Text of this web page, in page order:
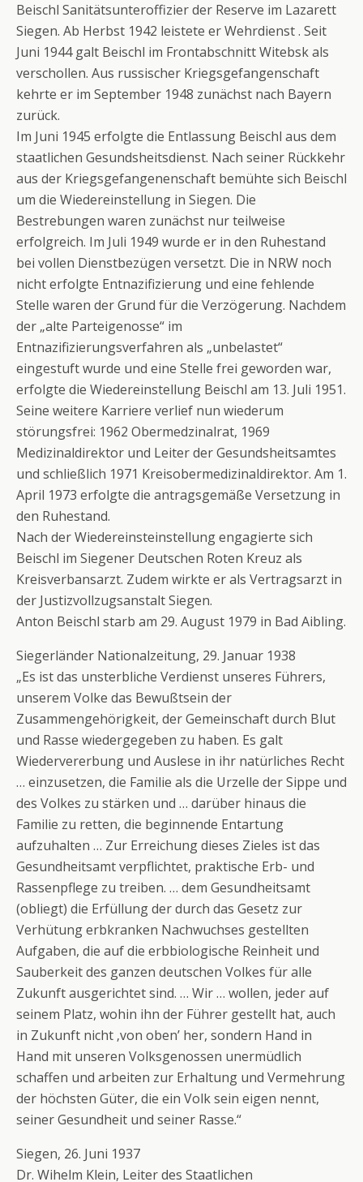
Beischl Sanitätsunteroffizier der Reserve im Lazarett
Siegen. Ab Herbst 1942 leistete er Wehrdienst . Seit
Juni 1944 galt Beischl im Frontabschnitt Witebsk als
verschollen. Aus russischer Kriegsgefangenschaft
kehrte er im September 1948 zunächst nach Bayern
zurück.
Im Juni 1945 erfolgte die Entlassung Beischl aus dem
staatlichen Gesundsheitsdienst. Nach seiner Rückkehr
aus der Kriegsgefangenenschaft bemühte sich Beischl
um die Wiedereinstellung in Siegen. Die
Bestrebungen waren zunächst nur teilweise
erfolgreich. Im Juli 1949 wurde er in den Ruhestand
bei vollen Dienstbezügen versetzt. Die in NRW noch
nicht erfolgte Entnazifizierung und eine fehlende
Stelle waren der Grund für die Verzögerung. Nachdem
der „alte Parteigenosse“ im
Entnazifizierungsverfahren als „unbelastet“
eingestuft wurde und eine Stelle frei geworden war,
erfolgte die Wiedereinstellung Beischl am 13. Juli 1951.
Seine weitere Karriere verlief nun wiederum
störungsfrei: 1962 Obermedzinalrat, 1969
Medizinaldirektor und Leiter der Gesundsheitsamtes
und schließlich 1971 Kreisobermedizinaldirektor. Am 1.
April 1973 erfolgte die antragsgemäße Versetzung in
den Ruhestand.
Nach der Wiedereinsteinstellung engagierte sich
Beischl im Siegener Deutschen Roten Kreuz als
Kreisverbansarzt. Zudem wirkte er als Vertragsarzt in
der Justizvollzugsanstalt Siegen.
Anton Beischl starb am 29. August 1979 in Bad Aibling.
Siegerländer Nationalzeitung, 29. Januar 1938
„Es ist das unsterbliche Verdienst unseres Führers,
unserem Volke das Bewußtsein der
Zusammengehörigkeit, der Gemeinschaft durch Blut
und Rasse wiedergegeben zu haben. Es galt
Wiedervererbung und Auslese in ihr natürliches Recht
… einzusetzen, die Familie als die Urzelle der Sippe und
des Volkes zu stärken und … darüber hinaus die
Familie zu retten, die beginnende Entartung
aufzuhalten … Zur Erreichung dieses Zieles ist das
Gesundheitsamt verpflichtet, praktische Erb- und
Rassenpflege zu treiben. … dem Gesundheitsamt
(obliegt) die Erfüllung der durch das Gesetz zur
Verhütung erbkranken Nachwuchses gestellten
Aufgaben, die auf die erbbiologische Reinheit und
Sauberkeit des ganzen deutschen Volkes für alle
Zukunft ausgerichtet sind. … Wir … wollen, jeder auf
seinem Platz, wohin ihn der Führer gestellt hat, auch
in Zukunft nicht ‚von oben’ her, sondern Hand in
Hand mit unseren Volksgenossen unermüdlich
schaffen und arbeiten zur Erhaltung und Vermehrung
der höchsten Güter, die ein Volk sein eigen nennt,
seiner Gesundheit und seiner Rasse.“
Siegen, 26. Juni 1937
Dr. Wihelm Klein, Leiter des Staatlichen